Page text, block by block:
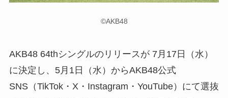
©AKB48
AKB48 64thシングルのリリースが 7月17日（水）
に決定し、5月1日（水）からAKB48公式
SNS（TikTok・X・Instagram・YouTube）にて選抜